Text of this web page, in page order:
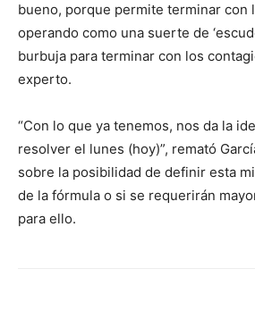
bueno, porque permite terminar con
operando como una suerte de
burbuja para terminar con los
experto.
“Con lo que ya tenemos, nos da la
resolver el lunes (hoy)”, remató
sobre la posibilidad de definir esta
de la fórmula o si se requerirán
para ello.